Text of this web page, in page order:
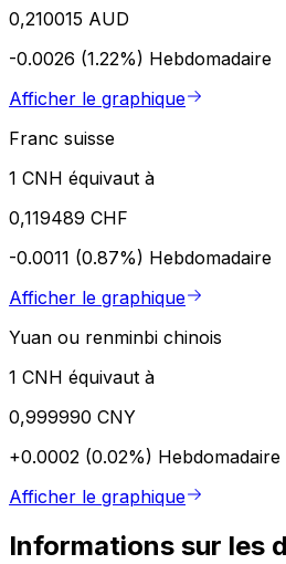
0,210015 AUD
-0.0026 (1.22%) Hebdomadaire
Afficher le graphique
Franc suisse
1 CNH équivaut à
0,119489 CHF
-0.0011 (0.87%) Hebdomadaire
Afficher le graphique
Yuan ou renminbi chinois
1 CNH équivaut à
0,999990 CNY
+0.0002 (0.02%) Hebdomadaire
Afficher le graphique
Informations sur les